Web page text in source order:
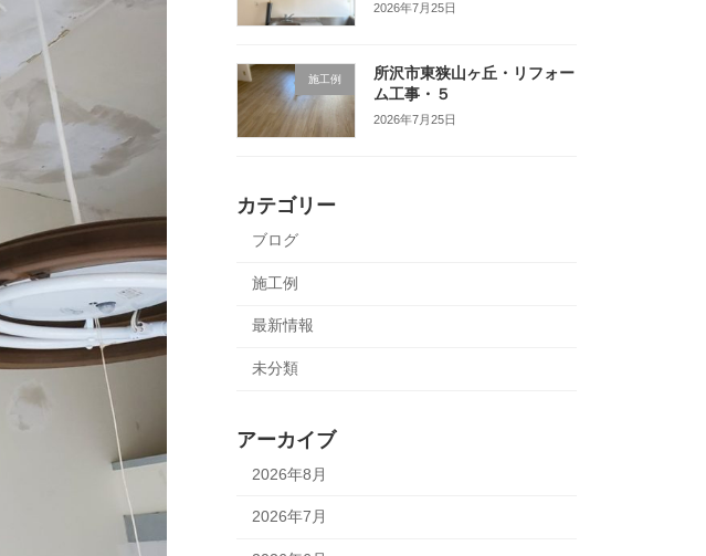
2026年7月25日
施工例
所沢市東狭山ヶ丘・リフォー
ム工事・５
2026年7月25日
カテゴリー
ブログ
施工例
最新情報
未分類
アーカイブ
2026年8月
2026年7月